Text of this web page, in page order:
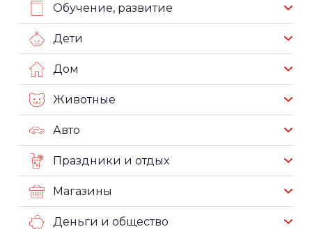
Обучение, развитие
Дети
Дом
Животные
Авто
Праздники и отдых
Магазины
Деньги и общество